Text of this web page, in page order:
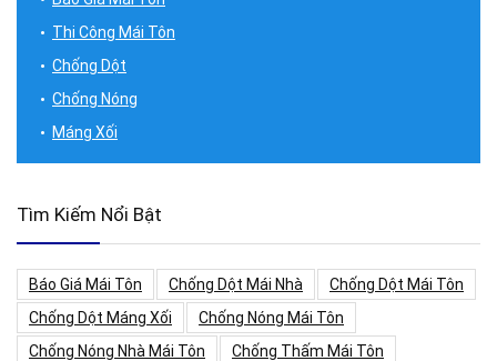
Thi Công Mái Tôn
Chống Dột
Chống Nóng
Máng Xối
Tìm Kiếm Nổi Bật
Báo Giá Mái Tôn Chống Dột Mái Nhà
Chống Dột Mái Tôn
Chống Dột Máng Xối
Chống Nóng Mái Tôn
Chống Nóng Nhà Mái Tôn
Chống Thấm Mái Tôn